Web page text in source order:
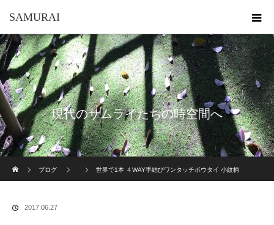
SAMURAI
現代のサムライたちの時空間へ
ブログ
世界で1本 ４WAY手結びワンタッチボウタイ 小紋柄
2017.06.27